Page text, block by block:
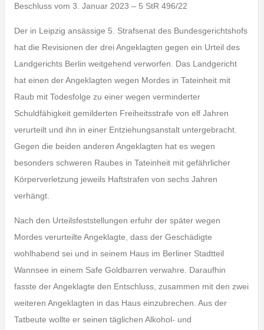
Beschluss vom 3. Januar 2023 – 5 StR 496/22
Der in Leipzig ansässige 5. Strafsenat des Bundesgerichtshofs
hat die Revisionen der drei Angeklagten gegen ein Urteil des
Landgerichts Berlin weitgehend verworfen. Das Landgericht
hat einen der Angeklagten wegen Mordes in Tateinheit mit
Raub mit Todesfolge zu einer wegen verminderter
Schuldfähigkeit gemilderten Freiheitsstrafe von elf Jahren
verurteilt und ihn in einer Entziehungsanstalt untergebracht.
Gegen die beiden anderen Angeklagten hat es wegen
besonders schweren Raubes in Tateinheit mit gefährlicher
Körperverletzung jeweils Haftstrafen von sechs Jahren
verhängt.
Nach den Urteilsfeststellungen erfuhr der später wegen
Mordes verurteilte Angeklagte, dass der Geschädigte
wohlhabend sei und in seinem Haus im Berliner Stadtteil
Wannsee in einem Safe Goldbarren verwahre. Daraufhin
fasste der Angeklagte den Entschluss, zusammen mit den zwei
weiteren Angeklagten in das Haus einzubrechen. Aus der
Tatbeute wollte er seinen täglichen Alkohol- und